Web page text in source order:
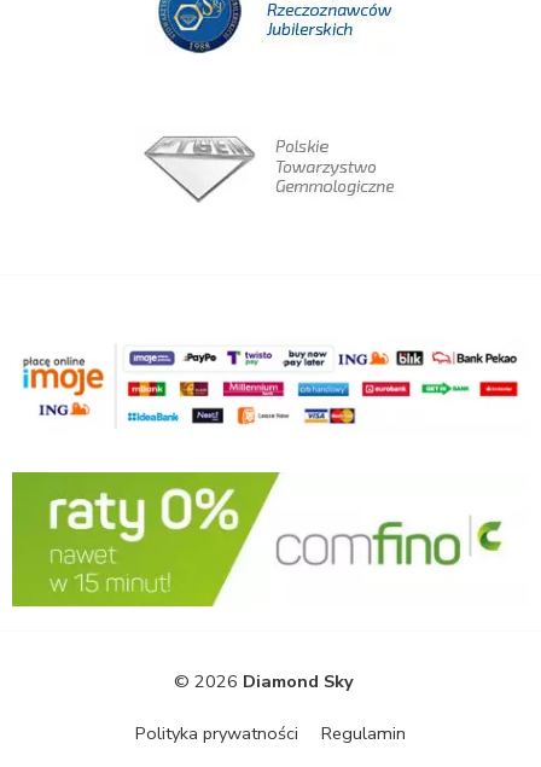
© 2026 Diamond Sky
Polityka prywatności Regulamin